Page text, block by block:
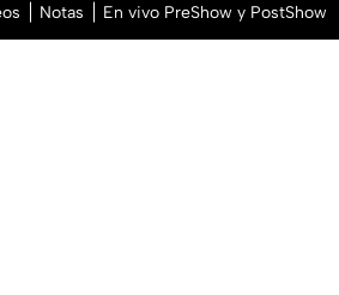
Notas En vivo PreShow y PostShow